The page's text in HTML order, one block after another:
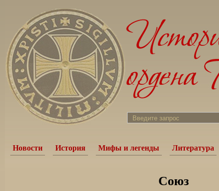
Новости История Мифы и легенды Литература
Союз